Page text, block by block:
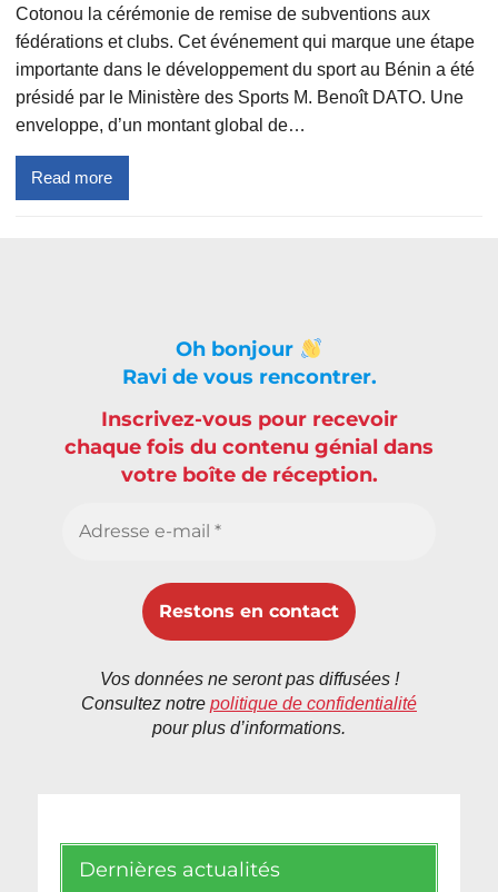
Cotonou la cérémonie de remise de subventions aux
fédérations et clubs. Cet événement qui marque une étape
importante dans le développement du sport au Bénin a été
présidé par le Ministère des Sports M. Benoît DATO. Une
enveloppe, d’un montant global de…
Read more
Oh bonjour
Ravi de vous rencontrer.
Inscrivez-vous pour recevoir
chaque fois du contenu génial dans
votre boîte de réception.
Vos données ne seront pas diffusées !
Consultez notre politique de confidentialité
pour plus d’informations.
Dernières actualités